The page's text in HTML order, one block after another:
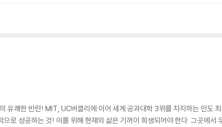
유쾌한 반란! MIT, UC버클리에 이어 세계 공과대학 3위를 차지하는 인도
로 성공하는 것! 이를 위해 현재의 삶은 기꺼이 희생되어야 한다. 그곳에서